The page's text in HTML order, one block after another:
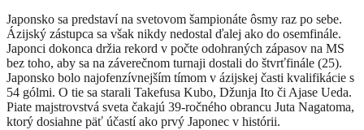
Japonsko sa predstaví na svetovom šampionáte ôsmy raz po sebe.
Ázijský zástupca sa však nikdy nedostal ďalej ako do osemfinále.
Japonci dokonca držia rekord v počte odohraných zápasov na MS
bez toho, aby sa na záverečnom turnaji dostali do štvrťfinále (25).
Japonsko bolo najofenzívnejším tímom v ázijskej časti kvalifikácie s
54 gólmi. O tie sa starali Takefusa Kubo, Džunja Ito či Ajase Ueda.
Piate majstrovstvá sveta čakajú 39-ročného obrancu Juta Nagatoma,
ktorý dosiahne päť účastí ako prvý Japonec v histórii.